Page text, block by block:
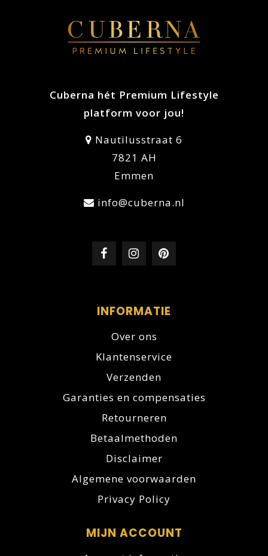
Cuberna hét Premium Lifestyle
platform voor jou!
Nautilusstraat 6
7821 AH
Emmen
info@cuberna.nl
INFORMATIE
Over ons
Klantenservice
Verzenden
Garanties en compensaties
Retourneren
Betaalmethoden
Disclaimer
Algemene voorwaarden
Privacy Policy
MIJN ACCOUNT